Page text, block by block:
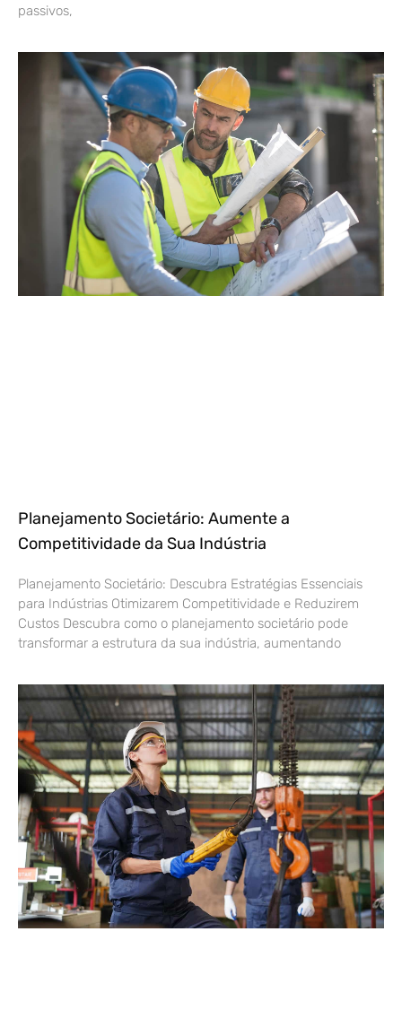
passivos,
Planejamento Societário: Aumente a
Competitividade da Sua Indústria
Planejamento Societário: Descubra Estratégias Essenciais
para Indústrias Otimizarem Competitividade e Reduzirem
Custos Descubra como o planejamento societário pode
transformar a estrutura da sua indústria, aumentando